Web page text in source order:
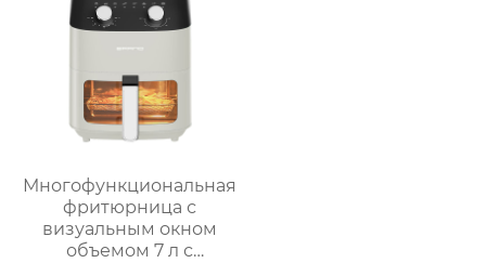
Многофункциональная
фритюрница с
визуальным окном
объемом 7 л с